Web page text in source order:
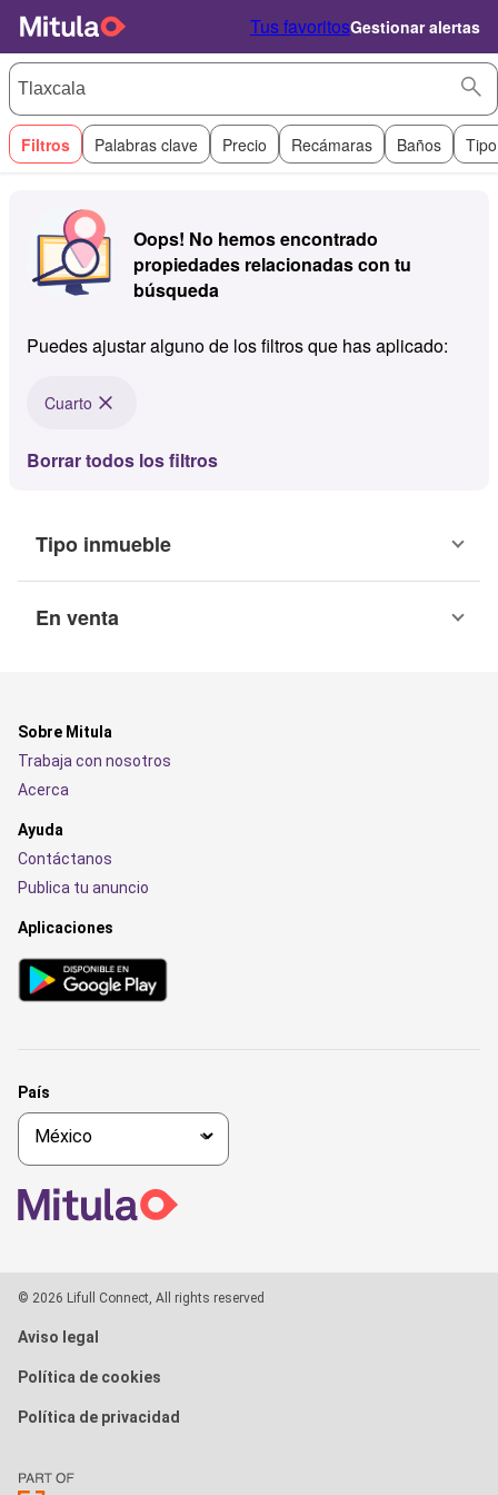
Tus favoritosGestionar alertas
Filtros Palabras clave Precio Recámaras Baños
Oops! No hemos encontrado
propiedades relacionadas con tu
búsqueda
Puedes ajustar alguno de los filtros que has aplicado:
Cuarto
Borrar todos los filtros
Tipo inmueble
En venta
Sobre Mitula
Trabaja con nosotros
Acerca
Ayuda
Contáctanos
Publica tu anuncio
Aplicaciones
País
© 2026 Lifull Connect, All rights reserved
Aviso legal
Política de cookies
Política de privacidad